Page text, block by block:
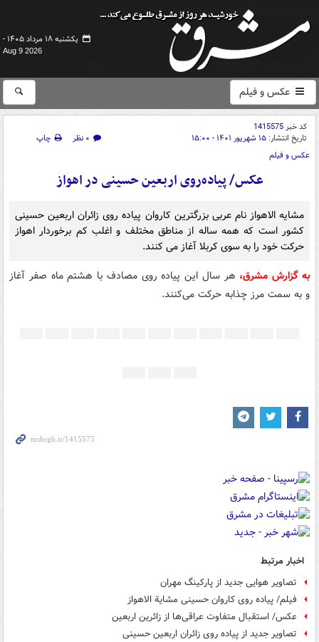
یکشنبه ۱۸ مرداد ۱۴۰۵ -
Aug 9 2026
عکس و فیلم
کد خبر1415575
تاریخ انتشار: ۱۵ شهریور ۱۴۰۱ - ۱۵:۰۰ ۰ نظر
چاپ
عکس و فیلم
عکس/ پیاده‌روی اربعین حسینی در اهواز
مشایه الاهواز نام عربی بزرگترین کاروان پیاده روی زائران اربعین حسینی
کشور است که همه ساله از مناطق مختلف و اغلب کم برخوردار اهواز
حرکت خود را به سوی کربلا آغاز می کنند.
به گزارش مشرق، هر سال این پیاده‌ روی مصادف با هشتم ماه صفر آغاز
و به سمت مرز چذابه حرکت می‌کنند.
اخبار مرتبط
تصاویر هوایی جدید از پارکینگ مهران
فیلم/ پیاده روی کاروان حسینی مشایة الاهواز
عکس/ استقبال متفاوت عراقی‌ها از زائرین اربعین
تصاویر جدید از پیاده روی زائران اربعین حسینی